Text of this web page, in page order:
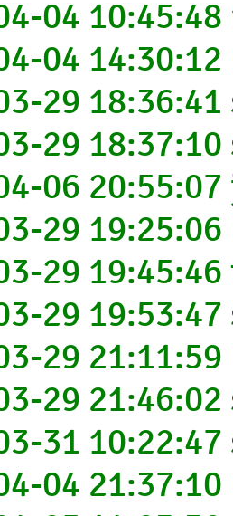
04
04
29
29
06
29
29
29
29
29
31
04